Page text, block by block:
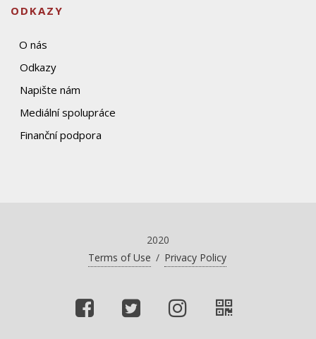
ODKAZY
O nás
Odkazy
Napište nám
Mediální spolupráce
Finanční podpora
2020
Terms of Use / Privacy Policy